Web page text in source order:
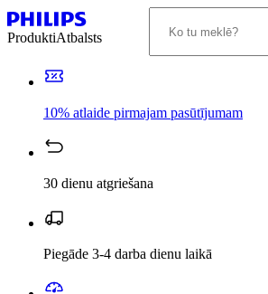
ProduktiAtbalsts
10% atlaide pirmajam pasūtījumam
30 dienu atgriešana
Piegāde 3-4 darba dienu laikā